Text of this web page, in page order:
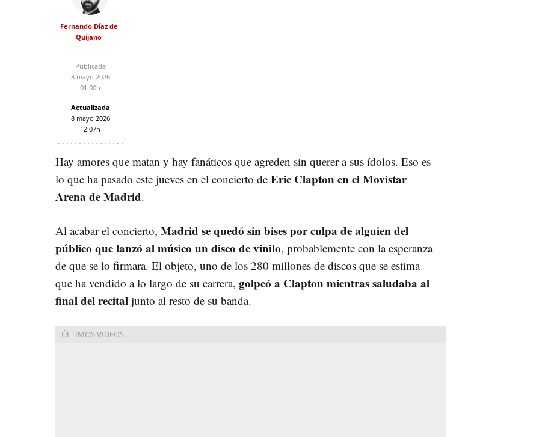
Fernando Díaz de
Quijano
Publicada
8 mayo 2026
01:00h
Actualizada
8 mayo 2026
12:07h
Hay amores que matan y hay fanáticos que agreden sin querer a sus ídolos. Eso es
lo que ha pasado este jueves en el concierto de Eric Clapton en el Movistar
Arena de Madrid.
Al acabar el concierto, Madrid se quedó sin bises por culpa de alguien del
público que lanzó al músico un disco de vinilo, probablemente con la esperanza
de que se lo firmara. El objeto, uno de los 280 millones de discos que se estima
que ha vendido a lo largo de su carrera, golpeó a Clapton mientras saludaba al
final del recital junto al resto de su banda.